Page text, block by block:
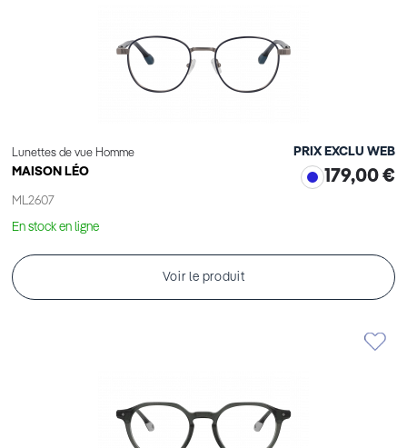
Lunettes de vue Homme
MAISON LÉO
ML2607
PRIX EXCLU WEB
179,00 €
En stock en ligne
Voir le produit